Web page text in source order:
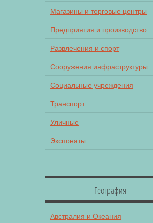
Магазины и торговые центры
Предприятия и производство
Развлечения и спорт
Сооружения инфраструктуры
Социальные учреждения
Транспорт
Уличные
Экспонаты
География
Австралия и Океания